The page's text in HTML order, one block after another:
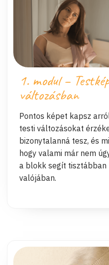
1. modul –
változásban
Pontos képet kapsz
testi változásokat
bizonytalanná tesz, és
hogy valami már nem
a blokk segít tisztábban
valójában.